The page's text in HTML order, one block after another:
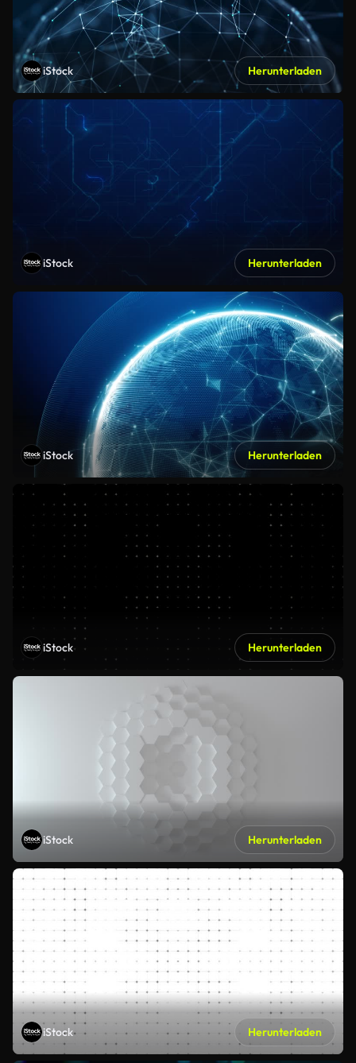
iStock Herunterladen
iStock Herunterladen
iStock Herunterladen
iStock Herunterladen
iStock Herunterladen
iStock Herunterladen